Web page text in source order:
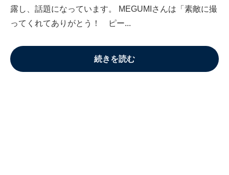
露し、話題になっています。 MEGUMIさんは「素敵に撮
ってくれてありがとう！ ピー...
続きを読む